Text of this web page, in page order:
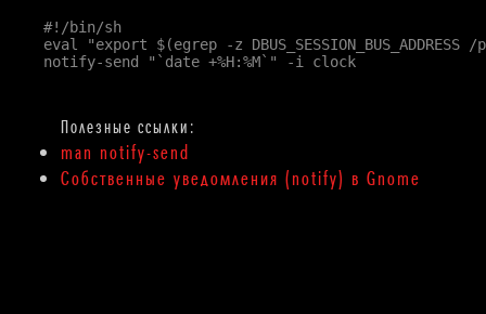
#!/bin/sh
eval "export $(egrep -z
notify-send "`date +%H:%M`" -i clock
man notify-send
Собственные уведомления (notify) в Gnome